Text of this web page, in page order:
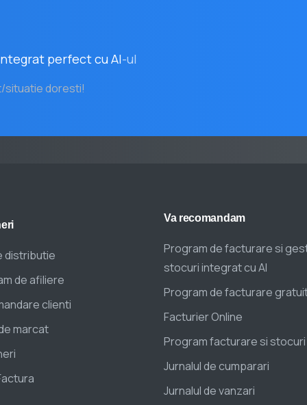
perfect cu AI-ul
situatie doresti!
distributie
de afiliere
clienti
marcat
Va recomandam
Program de facturare si
stocuri integrat cu AI
Program de facturare
Facturier Online
Program facturare si
Jurnalul de cumparari
Jurnalul de vanzari